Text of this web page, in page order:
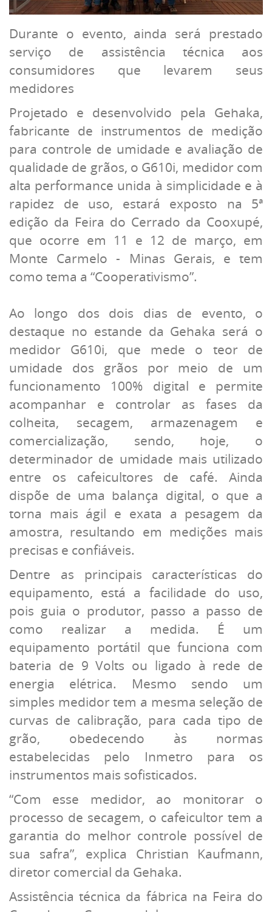
Durante o evento, ainda será prestado
serviço de assistência técnica aos
consumidores que levarem seus
medidores
Projetado e desenvolvido pela Gehaka,
fabricante de instrumentos de medição
para controle de umidade e avaliação de
qualidade de grãos, o G610i, medidor com
alta performance unida à simplicidade e à
rapidez de uso, estará exposto na 5ª
edição da Feira do Cerrado da Cooxupé,
que ocorre em 11 e 12 de março, em
Monte Carmelo - Minas Gerais, e tem
como tema a “Cooperativismo”.
Ao longo dos dois dias de evento, o
destaque no estande da Gehaka será o
medidor G610i, que mede o teor de
umidade dos grãos por meio de um
funcionamento 100% digital e permite
acompanhar e controlar as fases da
colheita, secagem, armazenagem e
comercialização, sendo, hoje, o
determinador de umidade mais utilizado
entre os cafeicultores de café. Ainda
dispõe de uma balança digital, o que a
torna mais ágil e exata a pesagem da
amostra, resultando em medições mais
precisas e confiáveis.
Dentre as principais características do
equipamento, está a facilidade do uso,
pois guia o produtor, passo a passo de
como realizar a medida. É um
equipamento portátil que funciona com
bateria de 9 Volts ou ligado à rede de
energia elétrica. Mesmo sendo um
simples medidor tem a mesma seleção de
curvas de calibração, para cada tipo de
grão, obedecendo às normas
estabelecidas pelo Inmetro para os
instrumentos mais sofisticados.
“Com esse medidor, ao monitorar o
processo de secagem, o cafeicultor tem a
garantia do melhor controle possível de
sua safra”, explica Christian Kaufmann,
diretor comercial da Gehaka.
Assistência técnica da fábrica na Feira do